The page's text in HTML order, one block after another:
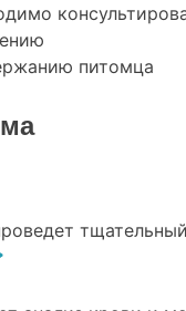
питомца